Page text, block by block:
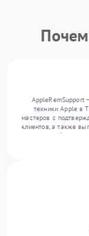
AppleRemSupport
техники Apple в
мастеров с
клиентов, а также
сервисный центр
любой